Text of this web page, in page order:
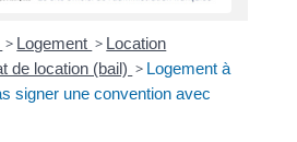
> Logement > Location
de location (bail) > Logement à
signer une convention avec